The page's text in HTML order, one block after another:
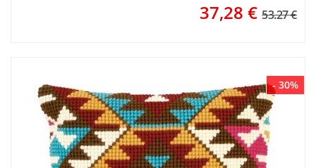
37,28 € 53.27 €
- 30%